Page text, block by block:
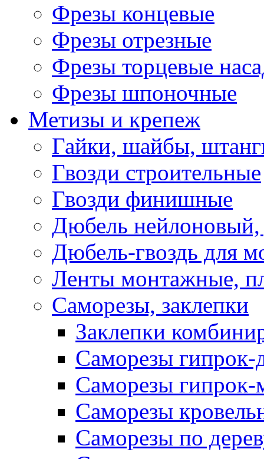
Фрезы концевые
Фрезы отрезные
Фрезы торцевые
Фрезы шпоночные
Метизы и крепеж
Гайки, шайбы,
Гвозди строительные
Гвозди финишные
Дюбель нейлоновый,
Дюбель-гвоздь для
Ленты монтажные,
Саморезы, заклепки
Заклепки
Саморезы гипрок-
Саморезы гипрок-
Саморезы
Саморезы по